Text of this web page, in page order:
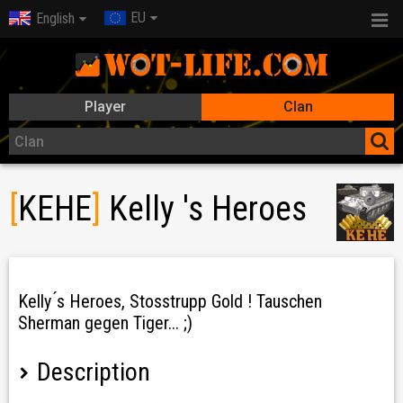
English EU
Player Clan
KEHE Kelly 's Heroes
Kelly ́s Heroes, Stosstrupp Gold ! Tauschen
Sherman gegen Tiger... ;)
Description